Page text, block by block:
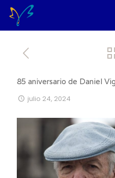
85 aniversario de Daniel
julio 24, 2024